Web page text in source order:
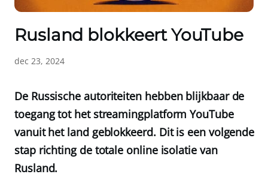
Rusland blokkeert YouTube
dec 23, 2024
De Russische autoriteiten hebben blijkbaar de
toegang tot het streamingplatform YouTube
vanuit het land geblokkeerd. Dit is een volgende
stap richting de totale online isolatie van
Rusland.